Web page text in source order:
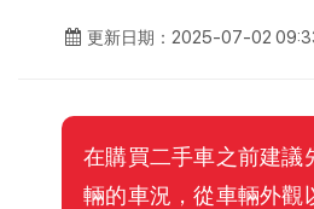
更新日期：2025-07-02
在購買二手車之前建議
輛的車況，從車輛外觀